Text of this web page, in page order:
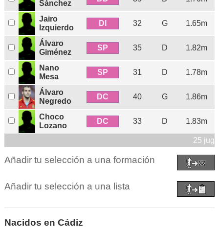
Sánchez
Jairo
Izquierdo
DI 32 G 1.65m
Álvaro
Giménez
SP 35 D 1.82m
Nano
Mesa
SP 31 D 1.78m
Álvaro
Negredo
DC 40 G 1.86m
Choco
Lozano
DC 33 D 1.83m
25
Añadir tu selección a una formación
Añadir tu selección a una lista
Nacidos en Cádiz